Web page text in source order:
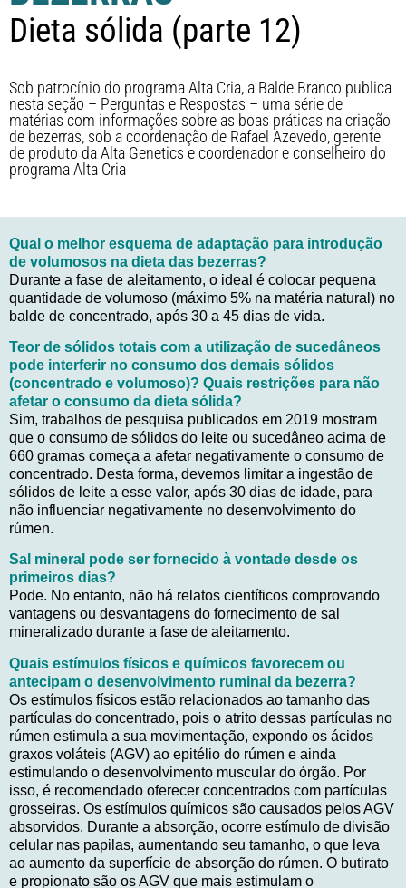
Dieta sólida (parte 12)
Sob patrocínio do programa Alta Cria, a Balde Branco publica
nesta seção – Perguntas e Respostas – uma série de
matérias com informações sobre as boas práticas na criação
de bezerras, sob a coordenação de Rafael Azevedo, gerente
de produto da Alta Genetics e coordenador e conselheiro do
programa Alta Cria
Qual o melhor esquema de adaptação para introdução
de volumosos na dieta das bezerras?
Durante a fase de aleitamento, o ideal é colocar pequena
quantidade de volumoso (máximo 5% na matéria natural) no
balde de concentrado, após 30 a 45 dias de vida.
Teor de sólidos totais com a utilização de sucedâneos
pode interferir no consumo dos demais sólidos
(concentrado e volumoso)? Quais restrições para não
afetar o consumo da dieta sólida?
Sim, trabalhos de pesquisa publicados em 2019 mostram
que o consumo de sólidos do leite ou sucedâneo acima de
660 gramas começa a afetar negativamente o consumo de
concentrado. Desta forma, devemos limitar a ingestão de
sólidos de leite a esse valor, após 30 dias de idade, para
não influenciar negativamente no desenvolvimento do
rúmen.
Sal mineral pode ser fornecido à vontade desde os
primeiros dias?
Pode. No entanto, não há relatos científicos comprovando
vantagens ou desvantagens do fornecimento de sal
mineralizado durante a fase de aleitamento.
Quais estímulos físicos e químicos favorecem ou
antecipam o desenvolvimento ruminal da bezerra?
Os estímulos físicos estão relacionados ao tamanho das
partículas do concentrado, pois o atrito dessas partículas no
rúmen estimula a sua movimentação, expondo os ácidos
graxos voláteis (AGV) ao epitélio do rúmen e ainda
estimulando o desenvolvimento muscular do órgão. Por
isso, é recomendado oferecer concentrados com partículas
grosseiras. Os estímulos químicos são causados pelos AGV
absorvidos. Durante a absorção, ocorre estímulo de divisão
celular nas papilas, aumentando seu tamanho, o que leva
ao aumento da superfície de absorção do rúmen. O butirato
e propionato são os AGV que mais estimulam o